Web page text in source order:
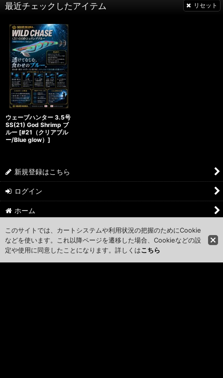
最近チェックしたアイテム リセット
ウェーブハンター 3.5号
SS(21) God Shrimp ブ
ルー [#21（クリアブル
ー/Blue glow） ]
新規登録はこちら
ログイン
ホーム
ショッピングカート
マイページ
このサイトでは、カートシステムや利用状況の把握のためにCookie
などを使います。これ以降ページを遷移した場合、Cookieなどの設
定や使用に同意したことになります。詳しくはこちら